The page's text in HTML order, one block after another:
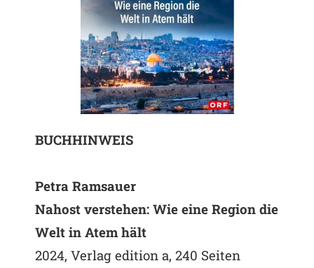
BUCHHINWEIS
Petra Ramsauer
Nahost verstehen: Wie eine Region die
Welt in Atem hält
2024, Verlag edition a, 240 Seiten